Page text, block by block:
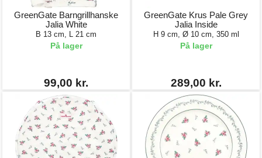
GreenGate Barngrillhanske
Jalia White
B 13 cm, L 21 cm
På lager
99,00 kr.
GreenGate Krus Pale Grey
Jalia Inside
H 9 cm, Ø 10 cm, 350 ml
På lager
289,00 kr.